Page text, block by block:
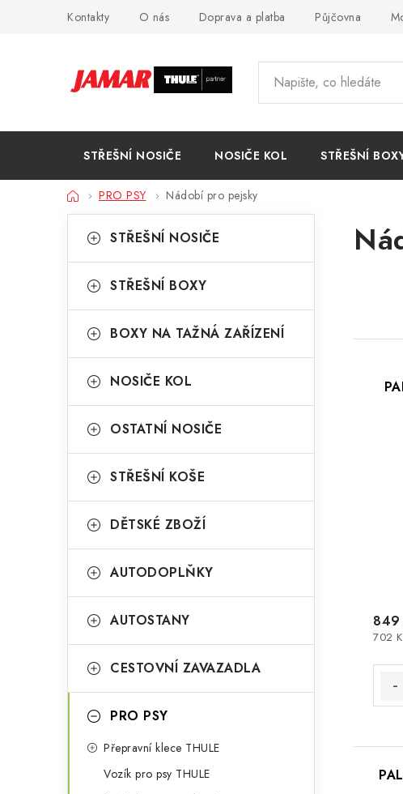
Kontakty O nás Doprava a platba Půjčovna
STŘEŠNÍ NOSIČE NOSIČE KOL STŘEŠNÍ
DomůPRO PSY Nádobí pro pejsky
o
t
r
n
n
p
e
kategorie
a
e
o
i
STŘEŠNÍ NOSIČE
STŘEŠNÍ BOXY
BOXY NA TAŽNÁ ZAŘÍZENÍ
NOSIČE KOL
OSTATNÍ NOSIČE
STŘEŠNÍ KOŠE
DĚTSKÉ ZBOŽÍ
AUTODOPLŇKY
AUTOSTANY
CESTOVNÍ ZAVAZADLA
PRO PSY
Přepravní klece THULE
Vozík pro psy THULE
ů
702
849